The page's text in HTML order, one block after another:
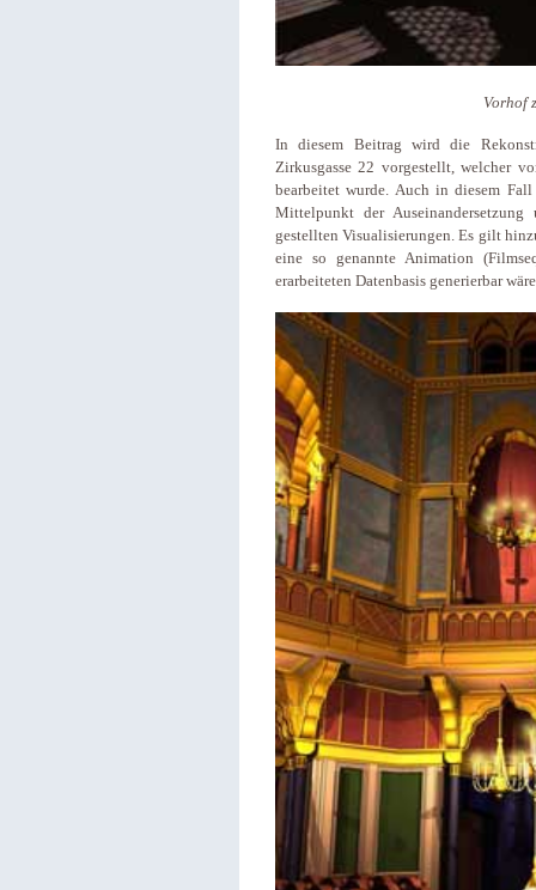
Vorhof
In diesem Beitrag wird die
Zirkusgasse 22 vorgestellt, welcher
bearbeitet wurde. Auch in diesem
Mittelpunkt der
gestellten Visualisierungen. Es gilt
eine so genannte Animation
erarbeiteten Datenbasis generierbar